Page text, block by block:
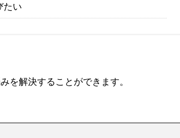
たい
を解決することができます。